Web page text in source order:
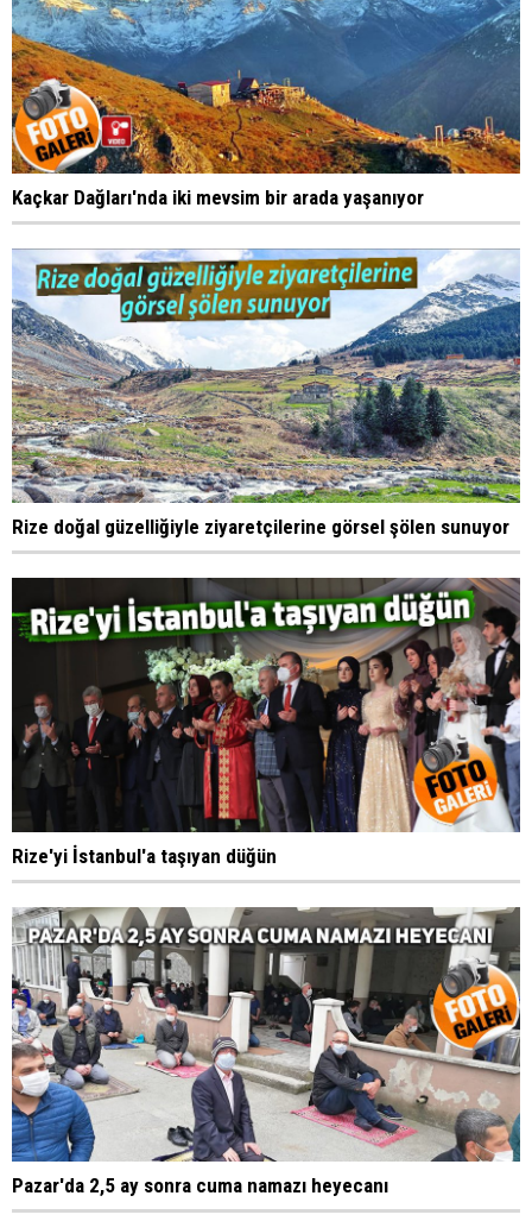
Kaçkar Dağları'nda iki mevsim bir arada yaşanıyor
Rize doğal güzelliğiyle ziyaretçilerine görsel şölen sunuyor
Rize'yi İstanbul'a taşıyan düğün
Pazar'da 2,5 ay sonra cuma namazı heyecanı